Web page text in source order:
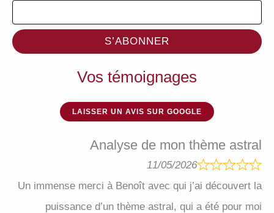
S’ABONNER
Vos témoignages
LAISSER UN AVIS SUR GOOGLE
Analyse de mon thème astral
11/05/2026
Un immense merci à Benoît avec qui j’ai découvert la
puissance d’un thème astral, qui a été pour moi